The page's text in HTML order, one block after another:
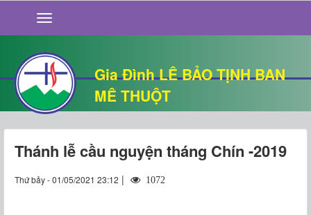
Gia Đình LÊ BẢO TỊNH BAN
MÊ THUỘT
GIỚI THIỆU
TIN TỨC
SỐNG ĐẠO
CHUYỆN NHÀ
QUÁN VĂN
THƯ GIÃN
Thánh lễ cầu nguyện tháng Chín -2019
Thứ bảy - 01/05/2021 23:12 | 1072